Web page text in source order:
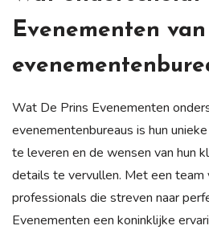
Evenementen
Wat De Prins Evenementen
evenementenbureaus is hun
te leveren en de wensen van hun
details te vervullen. Met een
professionals die streven naar
Evenementen een koninklijke